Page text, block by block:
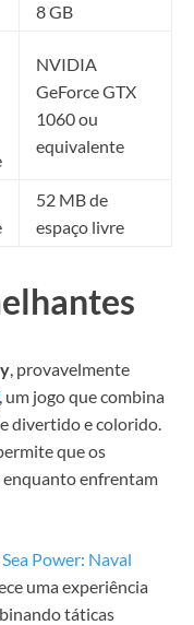
8 GB
NVIDIA
GeForce GTX
1060 ou
equivalente
52 MB de
espaço livre
, provavelmente
, um jogo que combina
divertido e colorido.
que os
enquanto enfrentam
Sea Power: Naval
uma experiência
táticas